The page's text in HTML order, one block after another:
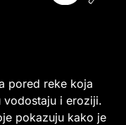
pored reke koja
vodostaju i eroziji.
pokazuju kako je